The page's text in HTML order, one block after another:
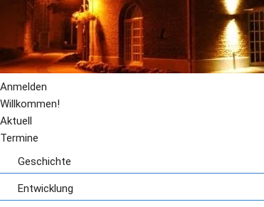
Anmelden
Willkommen!
Aktuell
Termine
Geschichte
Geschichte
Drachensage
Entwicklung